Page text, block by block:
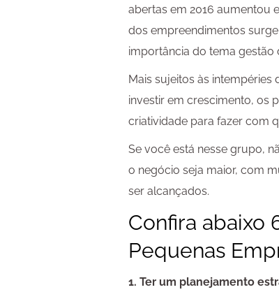
abertas em 2016 aumentou
dos empreendimentos
importância do tema gestão
Mais sujeitos às
investir em crescimento, os
criatividade para fazer com
Se você está nesse grupo,
o negócio seja maior, com
ser alcançados.
Confira abaixo
Pequenas
1. Ter um planejamento